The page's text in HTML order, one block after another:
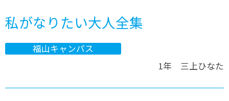
私がなりたい大人全集
福山キャンパス
1年 三上ひなた